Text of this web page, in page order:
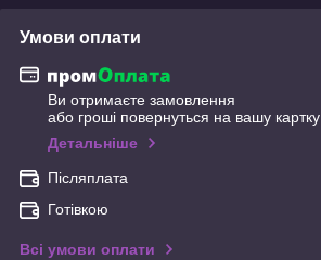
Умови оплати
Ви отримаєте замовлення
або гроші повернуться на вашу картку
Детальніше
Післяплата
Готівкою
Всі умови оплати